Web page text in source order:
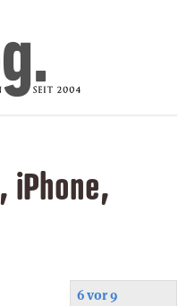
iPhone,
6 vor 9